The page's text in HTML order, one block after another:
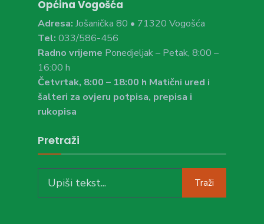
Općina Vogošća
Adresa: Jošanička 80 • 71320 Vogošća
Tel: 033/586-456
Radno vrijeme Ponedjeljak – Petak, 8:00 –
16:00 h
Četvrtak, 8:00 – 18:00 h Matični ured i
šalteri za ovjeru potpisa, prepisa i
rukopisa
Pretraži
for:
Traži